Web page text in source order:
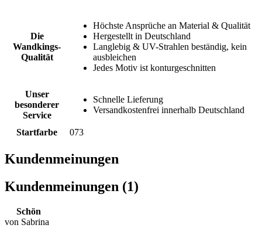
Die
Wandkings-
Qualität
Höchste Ansprüche an Material & Qualität
Hergestellt in Deutschland
Langlebig & UV-Strahlen beständig, kein
ausbleichen
Jedes Motiv ist konturgeschnitten
Unser
besonderer
Service
Schnelle Lieferung
Versandkostenfrei innerhalb Deutschland
Startfarbe 073
Kundenmeinungen
Kundenmeinungen (1)
Schön
von Sabrina